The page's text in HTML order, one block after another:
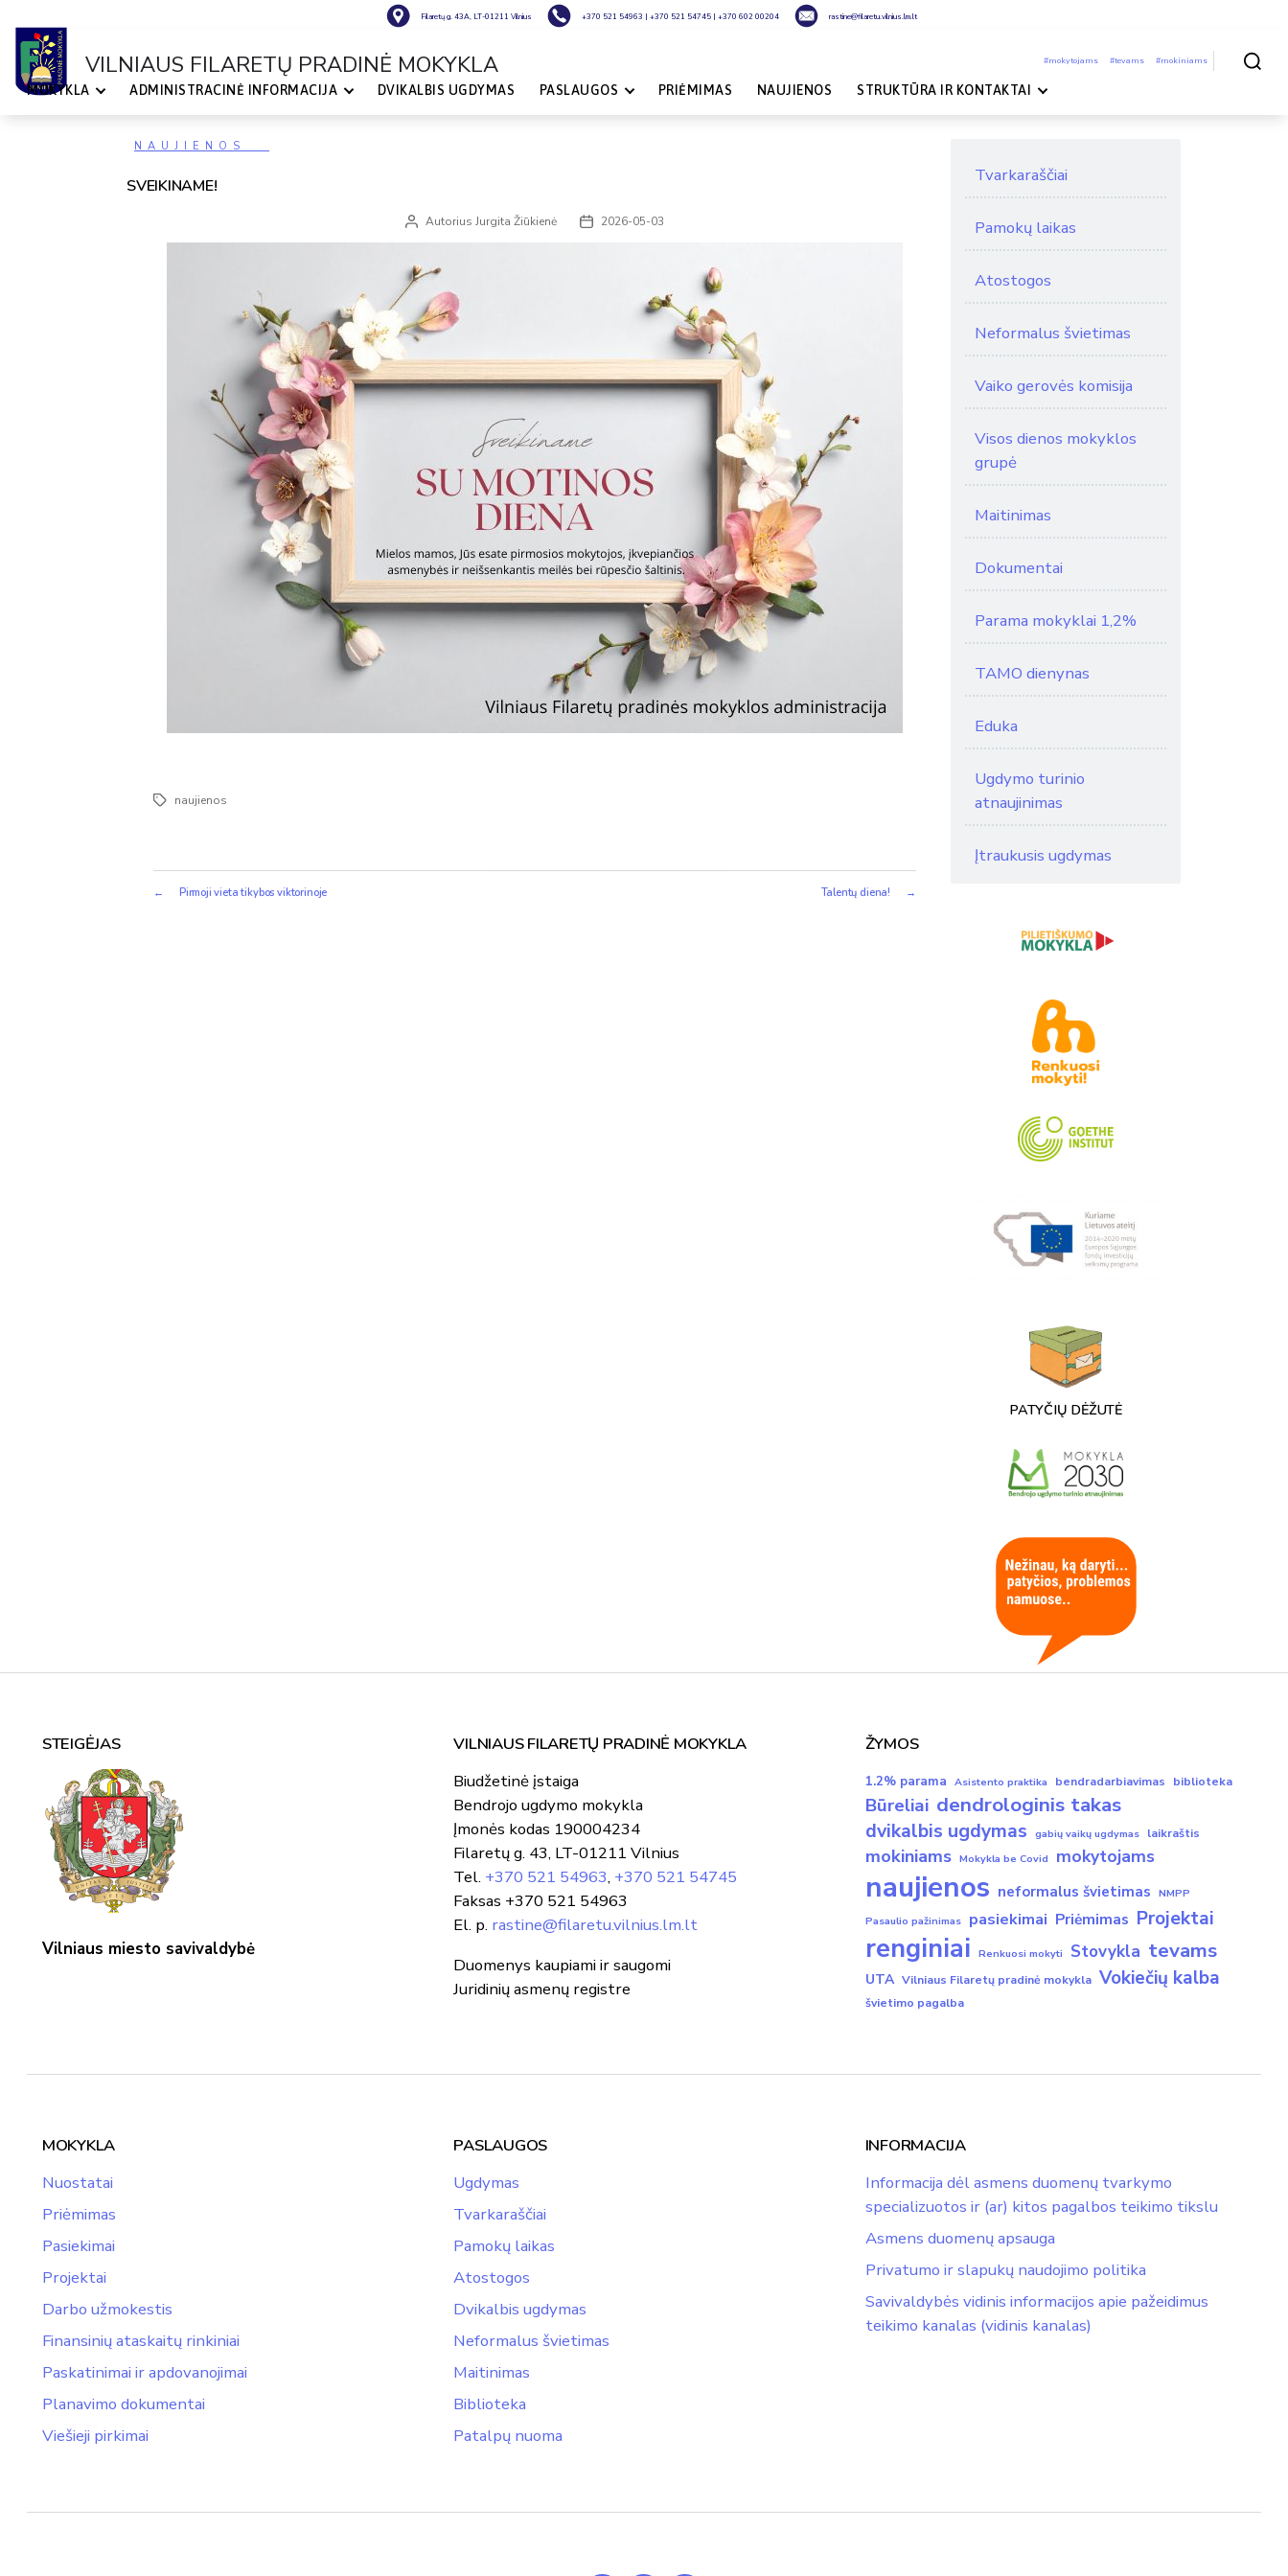
Filaretų g. 43A, LT-01211 Vilnius +370 521 54963 | +370 521 54745 | +370 602 00204 rastine@filaretu.vilnius.lm.lt
VILNIAUS
VILNIAUS FILARETŲ PRADINĖ MOKYKLA #mokytojams #tevams #mokiniams
MOKYKLA ADMINISTRACINĖ INFORMACIJA DVIKALBIS UGDYMAS PASLAUGOS PRIĖMIMAS NAUJIENOS STRUKTŪRA IR KONTAKTAI
Kategorijos
NAUJIENOS
SVEIKINAME!
Įrašo
autorius
AutoriusJurgita Žiūkienė
Įrašo2026-05-03
Žymosnaujienos
← Pirmoji vieta tikybos viktorinoje →
Talentų diena!
Tvarkaraščiai
Pamokų laikas
Atostogos
Neformalus švietimas
Vaiko gerovės komisija
Visos dienos mokyklos
grupė
Maitinimas
Dokumentai
Parama mokyklai 1,2%
TAMO dienynas
Eduka
Ugdymo turinio
atnaujinimas
Įtraukusis ugdymas
PATYČIŲ DĖŽUTĖ
STEIGĖJAS
Vilniaus miesto savivaldybė
VILNIAUS FILARETŲ PRADINĖ MOKYKLA
Biudžetinė įstaiga
Bendrojo ugdymo mokykla
Įmonės kodas 190004234
Filaretų g. 43, LT-01211 Vilnius
Tel. +370 521 54963, +370 521 54745
Faksas +370 521 54963
El. p. rastine@filaretu.vilnius.lm.lt
Duomenys kaupiami ir saugomi
Juridinių asmenų registre
ŽYMOS
1.2% parama Asistento praktika bendradarbiavimas biblioteka
Būreliai dendrologinis takas
dvikalbis ugdymas gabių vaikų ugdymas laikraštis
mokiniams Mokykla be Covid mokytojams
naujienos neformalus švietimas NMPP
Pasaulio pažinimas
pasiekimai Priėmimas Projektai
renginiai Renkuosi mokyti Stovykla tevams
UTA Vilniaus Filaretų pradinė mokykla Vokiečių kalba
švietimo pagalba
MOKYKLA
Nuostatai
Priėmimas
Pasiekimai
Projektai
Darbo užmokestis
Finansinių ataskaitų rinkiniai
Paskatinimai ir apdovanojimai
Planavimo dokumentai
Viešieji pirkimai
PASLAUGOS
Ugdymas
Tvarkaraščiai
Pamokų laikas
Atostogos
Dvikalbis ugdymas
Neformalus švietimas
Maitinimas
Biblioteka
Patalpų nuoma
INFORMACIJA
Informacija dėl asmens duomenų tvarkymo
specializuotos ir (ar) kitos pagalbos teikimo tikslu
Asmens duomenų apsauga
Privatumo ir slapukų naudojimo politika
Savivaldybės vidinis informacijos apie pažeidimus
teikimo kanalas (vidinis kanalas)